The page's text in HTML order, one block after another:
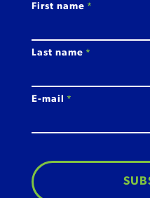
First name *
Last name *
E-mail *